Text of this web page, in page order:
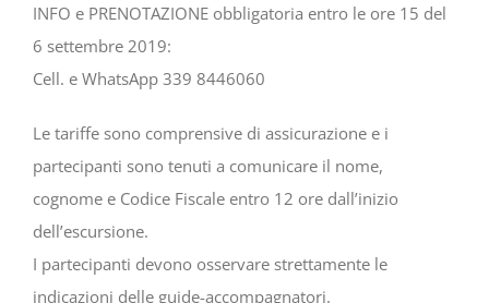
INFO e PRENOTAZIONE obbligatoria entro le ore 15 del
6 settembre 2019:
Cell. e WhatsApp 339 8446060
Le tariffe sono comprensive di assicurazione e i
partecipanti sono tenuti a comunicare il nome,
cognome e Codice Fiscale entro 12 ore dall’inizio
dell’escursione.
I partecipanti devono osservare strettamente le
indicazioni delle guide-accompagnatori.